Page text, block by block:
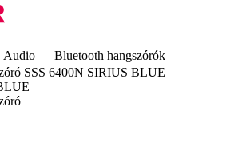
Audio
Bluetooth hangszórók
SSS 6400N SIRIUS BLUE